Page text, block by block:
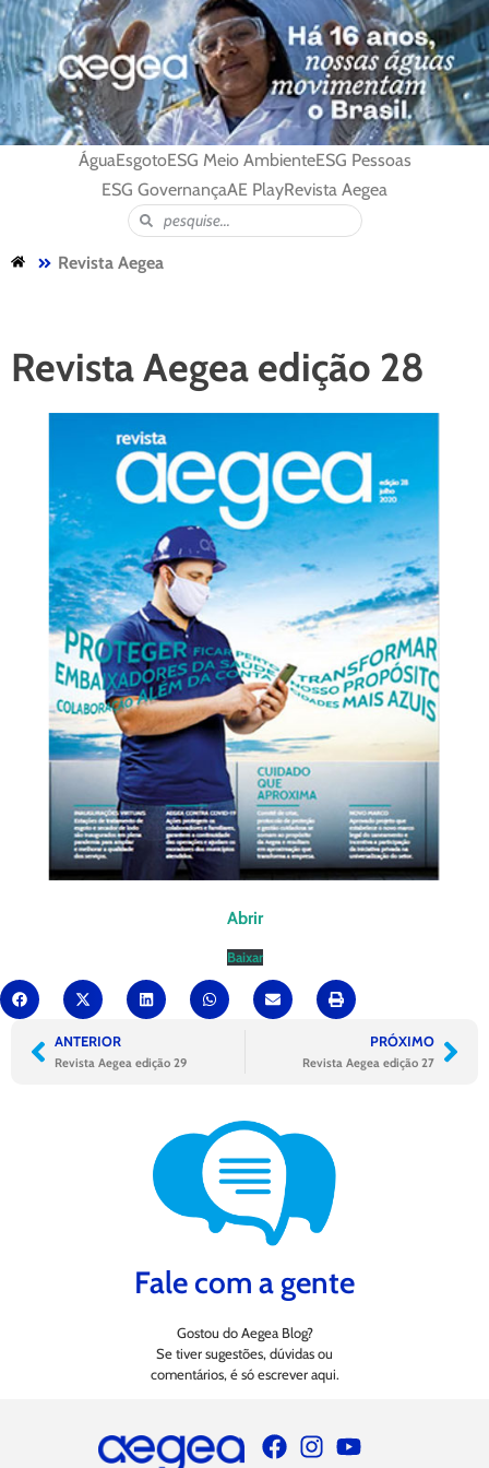
ÁguaEsgotoESG Meio AmbienteESG Pessoas
ESG GovernançaAE PlayRevista Aegea
Revista Aegea
Revista Aegea edição 28
Abrir
Baixar
ANTERIOR
Revista Aegea edição 29
PRÓXIMO
Revista Aegea edição 27
Fale com a gente
Gostou do Aegea Blog?
Se tiver sugestões, dúvidas ou
comentários, é só escrever aqui.